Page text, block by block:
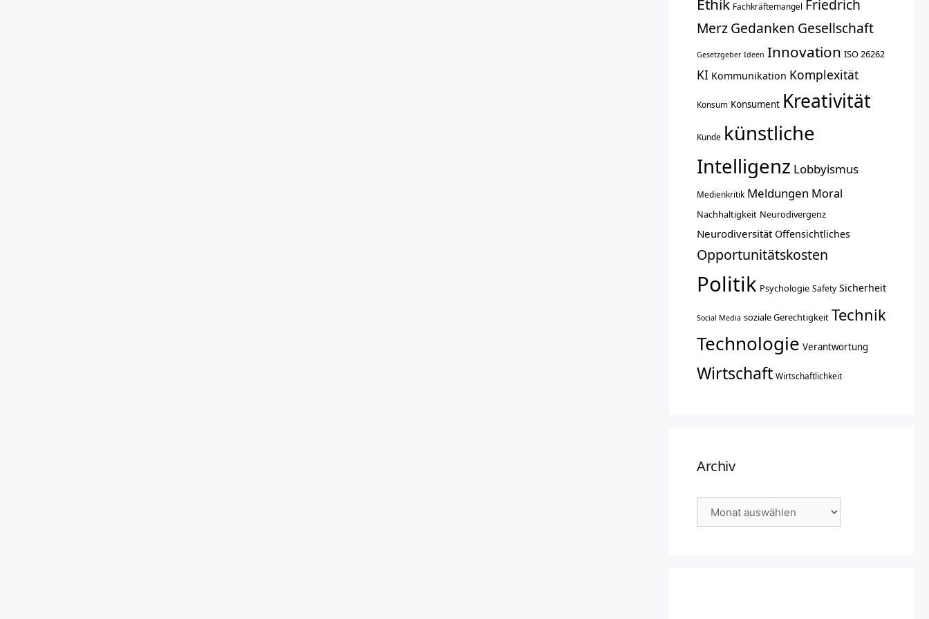
Ethik Fachkräftemangel Friedrich
MerzGedanken Gesellschaft
Gesetzgeber Ideen Innovation ISO 26262
KI Kommunikation Komplexität
Konsum Konsument Kreativität
Kunde künstliche
Intelligenz Lobbyismus
Medienkritik Meldungen Moral
Nachhaltigkeit Neurodivergenz
Neurodiversität Offensichtliches
Opportunitätskosten
Politik Psychologie Safety Sicherheit
Social Media soziale Gerechtigkeit Technik
Technologie Verantwortung
Wirtschaft Wirtschaftlichkeit
Archiv
Archiv